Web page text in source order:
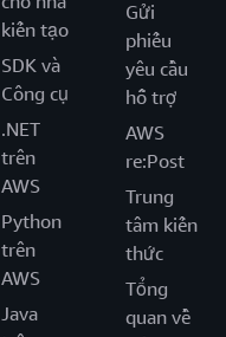
kiến tạo
SDK và
Công cụ
.NET
trên
AWS
Python
trên
AWS
Java
Gửi
phiếu
yêu cầu
hỗ trợ
AWS
re:Post
Trung
tâm kiến
thức
Tổng
quan về